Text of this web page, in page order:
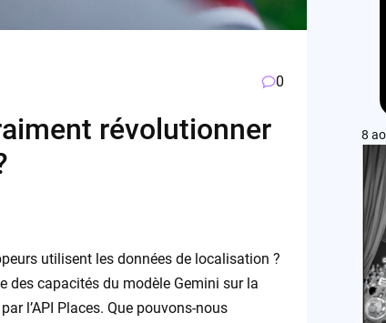
0
révolutionner
utilisent les données de localisation ?
des capacités du modèle Gemini sur la
l’API Places. Que pouvons-nous
8